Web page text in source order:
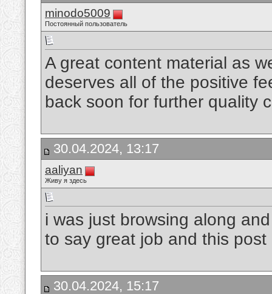
minodo5009
Постоянный пользователь
A great content material as
deserves all of the positive
back soon for further quality
30.04.2024, 13:17
aaliyan
Живу я здесь
i was just browsing along
to say great job and this
30.04.2024, 15:17